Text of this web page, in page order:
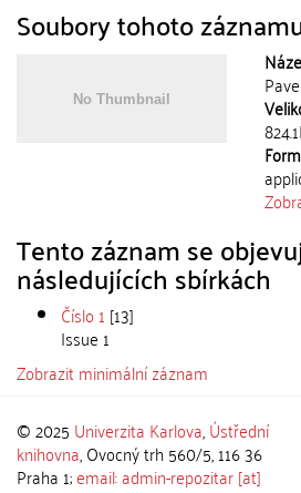
Soubory tohoto
Tento záznam se
následujících sbírkách
Číslo 1 [13]
Issue 1
Zobrazit minimální záznam
© 2025 Univerzita Karlova,Ústřední
knihovna, Ovocný trh 560/5, 116 36
Praha 1;email: admin-repozitar [at]